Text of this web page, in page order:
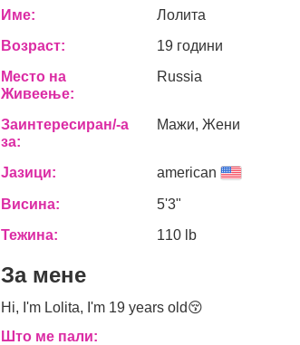
Име:
Лолита
Возраст:
19 години
Место на
Живеење:
Russia
Заинтересиран/-а
за:
Мажи, Жени
Јазици: american
Висина:
5'3"
Тежина:
110 lb
За мене
Hi, I'm Lolita, I'm 19 years old😚
Што ме пали: